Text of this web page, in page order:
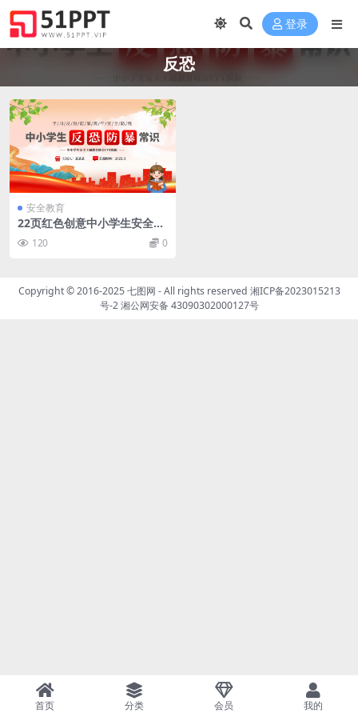
登录
反恐
安全教育
22页红色创意中小学生安全主
题教育课件PPT模板
120 0
Copyright © 2016-2025七图网 - All rights reserved 湘ICP备2023015213
号-2湘公网安备 43090302000127号
首页 分类 会员 我的